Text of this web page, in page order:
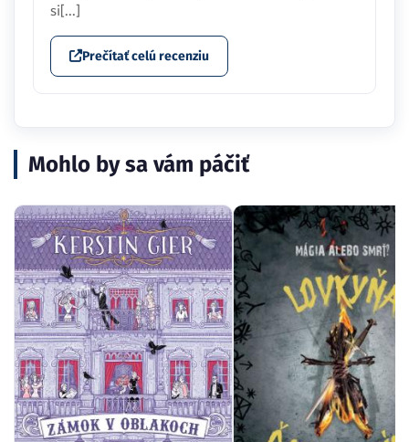
si[...]
Prečítať celú recenziu
Mohlo by sa vám páčiť